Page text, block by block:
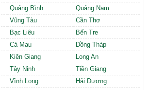
Quảng Bình
Quảng Nam
Vũng Tàu
Cần Thơ
Bạc Liêu
Bến Tre
Cà Mau
Đồng Tháp
Kiên Giang
Long An
Tây Ninh
Tiền Giang
Vĩnh Long
Hải Dương